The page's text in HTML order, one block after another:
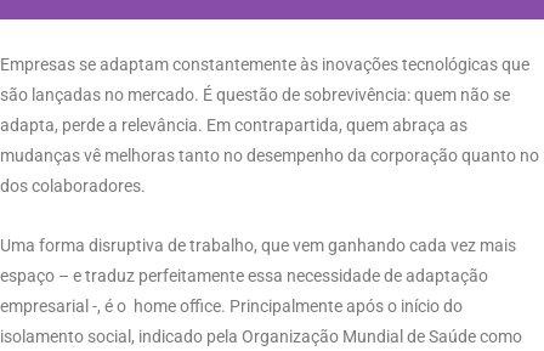
Empresas se adaptam constantemente às inovações tecnológicas que
são lançadas no mercado. É questão de sobrevivência: quem não se
adapta, perde a relevância. Em contrapartida, quem abraça as
mudanças vê melhoras tanto no desempenho da corporação quanto no
dos colaboradores.
Uma forma disruptiva de trabalho, que vem ganhando cada vez mais
espaço – e traduz perfeitamente essa necessidade de adaptação
empresarial -, é o home office. Principalmente após o início do
isolamento social, indicado pela Organização Mundial de Saúde como